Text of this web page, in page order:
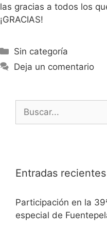
las gracias a todos los
¡GRACIAS!
Sin categoría
Deja un comentario
Entradas recientes
Participación en la
especial de